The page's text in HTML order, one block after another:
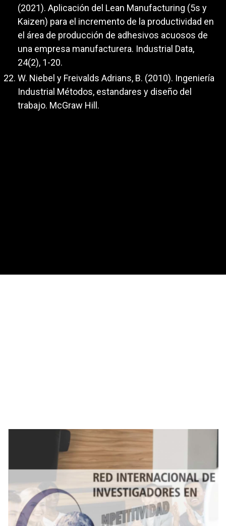
(2021). Aplicación del Lean Manufacturing (5s y
Kaizen) para el incremento de la productividad en
el área de producción de adhesivos acuosos de
una empresa manufacturera. Industrial Data,
24(2), 1-20.
W. Niebel y Freivalds Adrians, B. (2010). Ingeniería
Industrial Métodos, estandares y diseño del
trabajo. McGraw Hill.
Imagen de portada